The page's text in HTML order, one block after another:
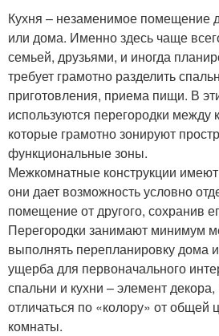
Кухня – незаменимое помещение
или дома. Именно здесь чаще
семьей, друзьями, и иногда
требует грамотно разделить
приготовления, приема пищи. В
используются перегородки между
которые грамотно зонируют
функциональные зоны.
Межкомнатные конструкции имеют
они дает возможность условно
помещение от другого, сохранив
Перегородки занимают минимум
выполнять перепланировку дома
ущерба для первоначального
спальни и кухни – элемент
отличаться по «колору» от общей
комнаты.